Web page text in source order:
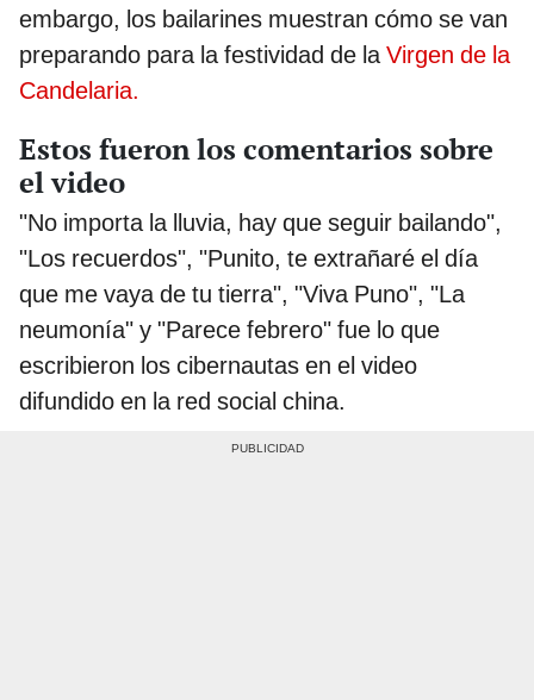
embargo, los bailarines muestran cómo se van
preparando para la festividad de laVirgen de la
Candelaria.
Estos fueron los comentarios sobre
el video
"No importa la lluvia, hay que seguir bailando",
"Los recuerdos", "Punito, te extrañaré el día
que me vaya de tu tierra", "Viva Puno", "La
neumonía" y "Parece febrero" fue lo que
escribieron los cibernautas en el video
difundido en la red social china.